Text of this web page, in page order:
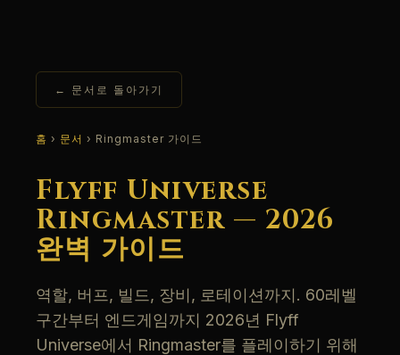
← 문서로 돌아가기
홈 › 문서 › Ringmaster 가이드
Flyff Universe
Ringmaster — 2026
완벽 가이드
역할, 버프, 빌드, 장비, 로테이션까지. 60레벨
구간부터 엔드게임까지 2026년 Flyff
Universe에서 Ringmaster를 플레이하기 위해